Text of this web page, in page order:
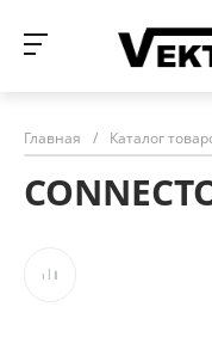
Главная / Каталог